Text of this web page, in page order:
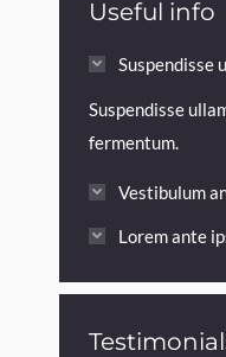
Useful info
Suspendisse
Suspendisse
fermentum.
Vestibulum
Lorem ante